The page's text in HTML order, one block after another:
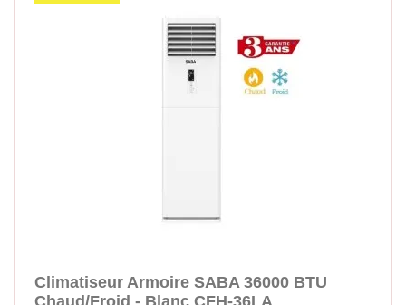
Climatiseur Armoire SABA 36000 BTU
Chaud/Froid - Blanc CFH-36LA